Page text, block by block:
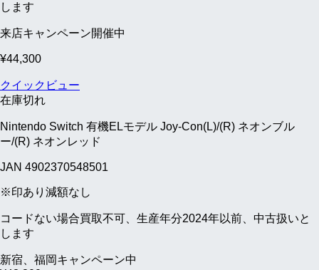
します
来店キャンペーン開催中
¥44,300
クイックビュー
在庫切れ
Nintendo Switch 有機ELモデル Joy-Con(L)/(R) ネオンブル
ー/(R) ネオンレッド
JAN 4902370548501
※印あり減額なし
コードない場合買取不可、生産年分2024年以前、中古扱いと
します
新宿、福岡キャンペーン中